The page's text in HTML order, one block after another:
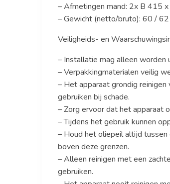
– Afmetingen mand: 2x B 415
– Gewicht (netto/bruto): 60 /
Veiligheids- en
– Installatie mag alleen
– Verpakkingmaterialen veilig
– Het apparaat grondig
gebruiken bij schade.
– Zorg ervoor dat het apparaat
– Tijdens het gebruik kunnen
– Houd het oliepeil altijd tussen
boven deze grenzen.
– Alleen reinigen met een
gebruiken.